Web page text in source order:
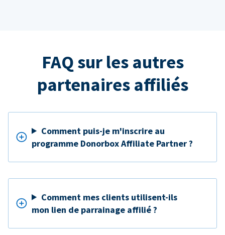
FAQ sur les autres
partenaires affiliés
Comment puis-je m'inscrire au
programme Donorbox Affiliate Partner ?
Comment mes clients utilisent-ils
mon lien de parrainage affilié ?